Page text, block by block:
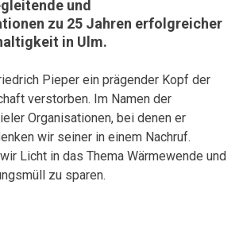
und
zu 25 Jahren erfolgreicher
in Ulm.
Pieper ein prägender Kopf der
verstorben. Im Namen der
Organisationen, bei denen er
wir seiner in einem Nachruf.
Licht in das Thema Wärmewende und
zu sparen.